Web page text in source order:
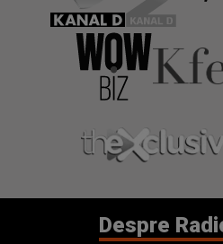
Despre